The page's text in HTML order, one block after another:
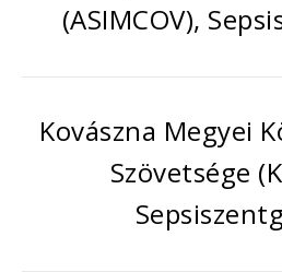
(ASIMCOV),
Kovászna Megyei
Szövetsége